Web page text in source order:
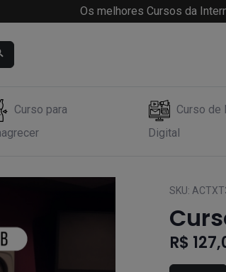
Os melhores Cursos da
Curso para
Curso de
Digital
SKU:
R$